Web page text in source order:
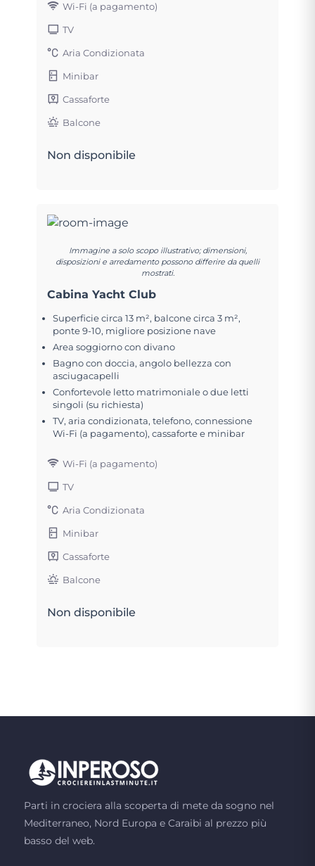
Wi-Fi (a pagamento)
TV
Aria Condizionata
Minibar
Cassaforte
Balcone
Non disponibile
Immagine a solo scopo illustrativo; dimensioni,
disposizioni e arredamento possono differire da quelli
mostrati.
Cabina Yacht Club
Superficie circa 13 m², balcone circa 3 m²,
ponte 9-10, migliore posizione nave
Area soggiorno con divano
Bagno con doccia, angolo bellezza con
asciugacapelli
Confortevole letto matrimoniale o due letti
singoli (su richiesta)
TV, aria condizionata, telefono, connessione
Wi-Fi (a pagamento), cassaforte e minibar
Wi-Fi (a pagamento)
TV
Aria Condizionata
Minibar
Cassaforte
Balcone
Non disponibile
Parti in crociera alla scoperta di mete da sogno nel
Mediterraneo, Nord Europa e Caraibi al prezzo più
basso del web.